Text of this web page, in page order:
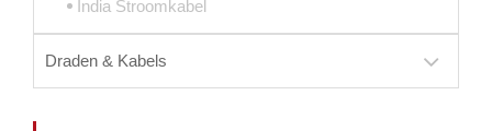
India Stroomkabel
Draden & Kabels